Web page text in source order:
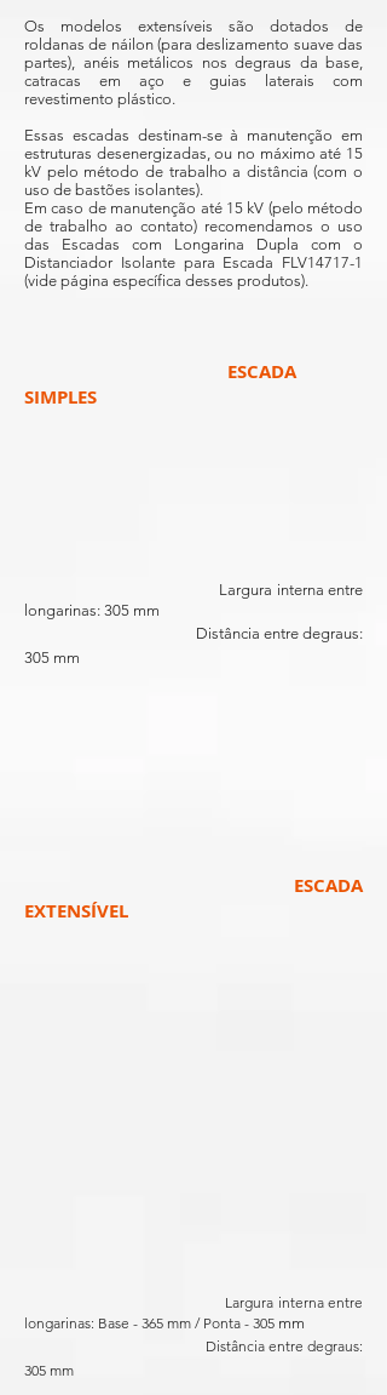
Os modelos extensíveis são dotados de
roldanas de náilon (para deslizamento suave das
partes), anéis metálicos nos degraus da base,
catracas em aço e guias laterais com
revestimento plástico.
Essas escadas destinam-se à manutenção em
estruturas desenergizadas, ou no máximo até 15
kV pelo método de trabalho a distância (com o
uso de bastões isolantes).
Em caso de manutenção até 15 kV (pelo método
de trabalho ao contato) recomendamos o uso
das Escadas com Longarina Dupla com o
Distanciador Isolante para Escada FLV14717-1
(vide página específica desses produtos).
ESCADA
SIMPLES
Largura interna entre
longarinas: 305 mm
Distância entre degraus:
305 mm
ESCADA
EXTENSÍVEL
Largura interna entre
longarinas: Base - 365 mm / Ponta - 305 mm
Distância entre degraus:
305 mm